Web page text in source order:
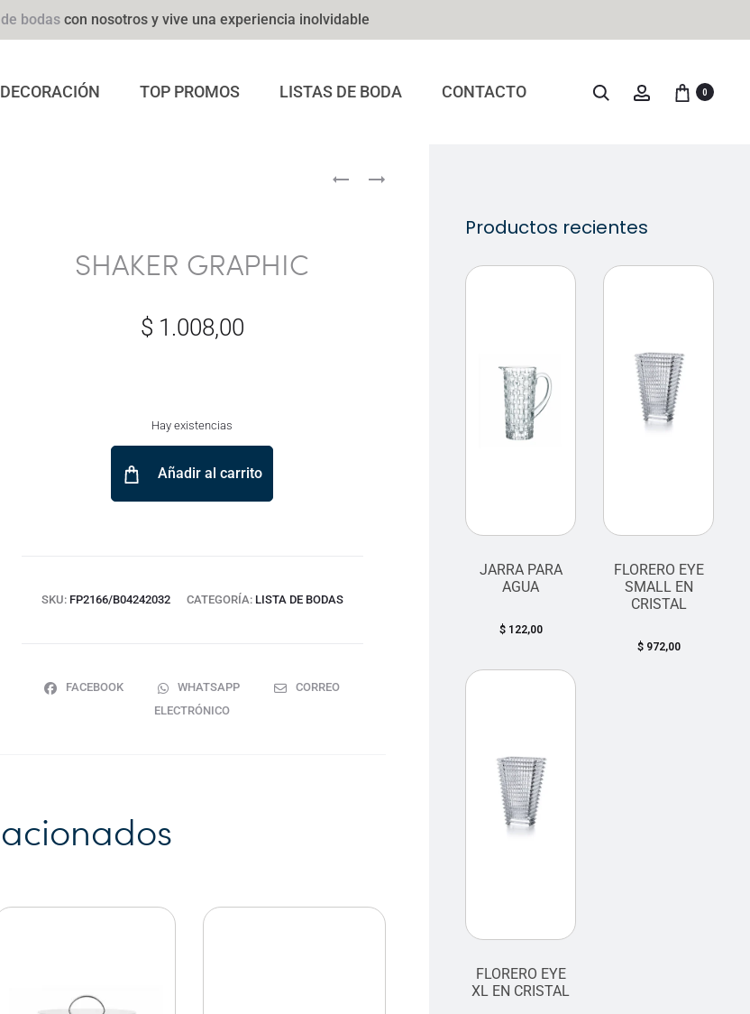
bodascon nosotros y vive una experiencia inolvidable
DECORACIÓN TOP PROMOS LISTAS DE BODA CONTACTO 0
SHAKER GRAPHIC
$ 1.008,00
Hay existencias
Añadir al carrito
SKU: FP2166/B04242032 CATEGORÍA: LISTA DE BODAS
FACEBOOK WHATSAPP
CORREO
ELECTRÓNICO
Productos recientes
JARRA PARA
AGUA
$122,00
FLORERO EYE
SMALL EN
CRISTAL
$972,00
FLORERO EYE
XL EN CRISTAL